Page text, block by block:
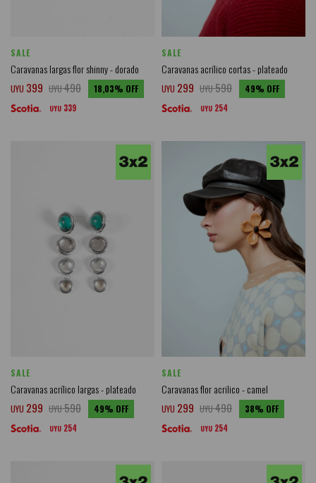
SALE
Caravanas largas flor shinny - dorado
UYU 399 UYU490 18,03
UYU 339
SALE
Caravanas acrílico cortas - plateado
UYU 299 UYU590 49
UYU 254
SALE
Caravanas acrílico largas - plateado
UYU 299 UYU590 49
UYU 254
SALE
Caravanas flor acrilico - camel
UYU 299 UYU490 38
UYU 254